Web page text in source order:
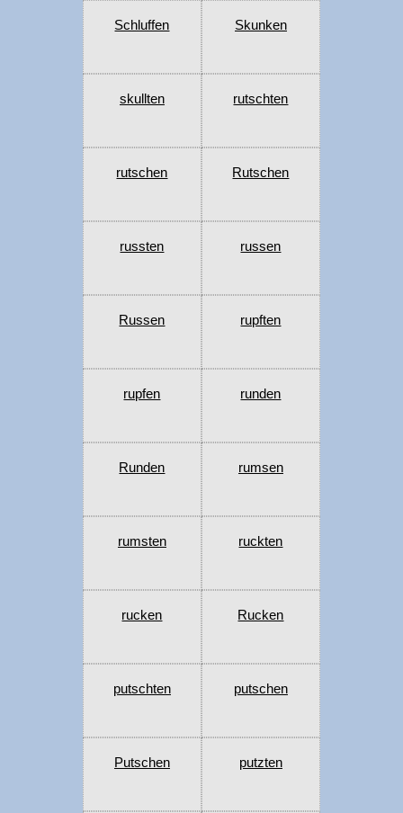
Schluffen Skunken
skullten rutschten
rutschen Rutschen
russten russen
Russen rupften
rupfen runden
Runden rumsen
rumsten ruckten
rucken Rucken
putschten putschen
Putschen putzten